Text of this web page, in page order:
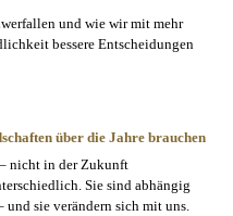
und wie wir mit mehr
bessere Entscheidungen
über die Jahre brauchen
nicht in der Zukunft
Sie sind abhängig
sie verändern sich mit uns.